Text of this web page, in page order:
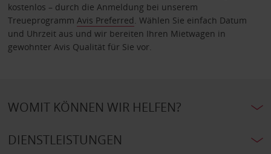
kostenlos – durch die Anmeldung bei unserem
Treueprogramm Avis Preferred . Wählen Sie einfach Datum
und Uhrzeit aus und wir bereiten Ihren Mietwagen in
gewohnter Avis Qualität für Sie vor.
WOMIT KÖNNEN WIR HELFEN?
DIENSTLEISTUNGEN